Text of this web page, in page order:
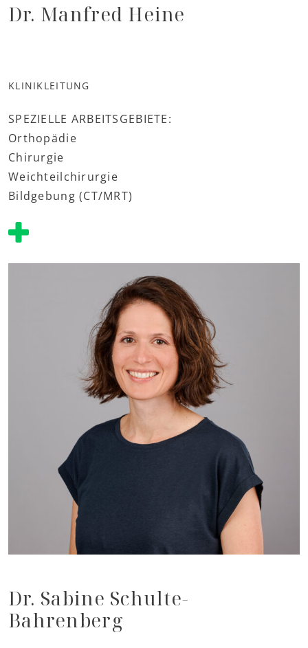
Dr. Manfred Heine
KLINIKLEITUNG
SPEZIELLE ARBEITSGEBIETE:
Orthopädie
Chirurgie
Weichteilchirurgie
Bildgebung (CT/MRT)
Dr. Sabine Schulte-
Bahrenberg